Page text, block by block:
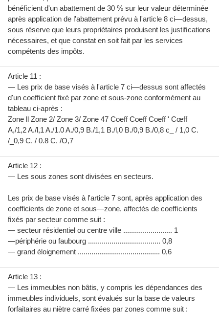
bénéﬁcient d'un abattement de 30 % sur leur valeur déterminée
après application de l'abattement prévu à l'article 8 ci—dessus,
sous réserve que leurs propriétaires produisent les justiﬁcations
nécessaires, et que constat en soit fait par les services
compétents des impôts.
Article 11 :
— Les prix de base visés à l'article 7 ci—dessus sont affectés
d'un coefﬁcient fixé par zone et sous-zone conformément au
tableau ci-après :
Zone ll Zone 2/ Zone 3/ Zone 47 Coeff Coeff Coeff ' Cœff
A,/1,2 A./l,1 A./1.0 A./0,9 B./1,1 B./l,0 B./0,9 B./0,8 c_ / 1,0 C.
/_0,9 C. / 0.8 C. /O,7
Article 12 :
— Les sous zones sont divisées en secteurs.
Les prix de base visés à l'article 7 sont, après application des
coefficients de zone et sous—zone, affectés de coefﬁcients
ﬁxés par secteur comme suit :
— secteur résidentiel ou centre ville ......................... 1
—périphérie ou faubourg ..................................... 0,8
— grand éloignement .......................................... 0,6
Article 13 :
— Les immeubles non bâtis, y compris les dépendances des
immeubles individuels, sont évalués sur la base de valeurs
forfaitaires au niètre carré ﬁxées par zones comme suit :